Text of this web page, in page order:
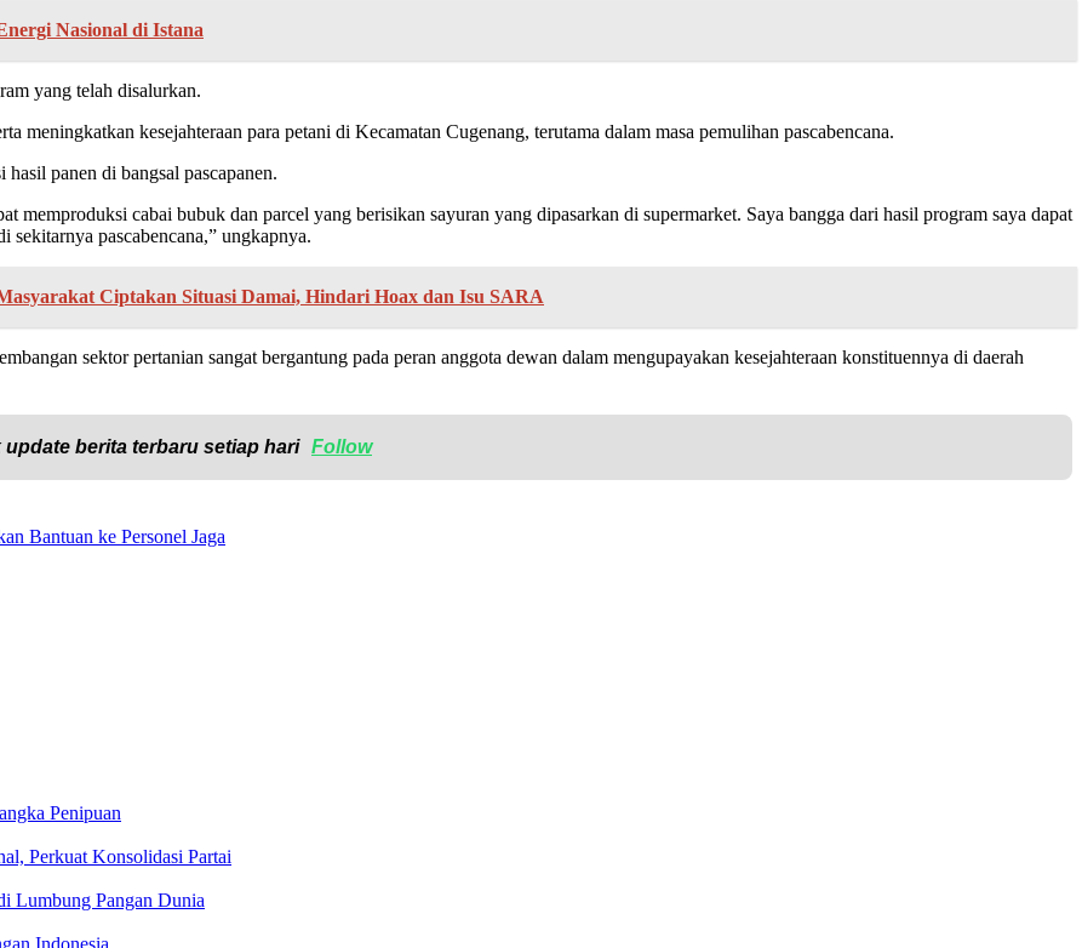
Nasional di Istana
yang telah disalurkan.
meningkatkan kesejahteraan para petani di Kecamatan Cugenang, terutama dalam masa pemulihan pascabencana.
panen di bangsal pascapanen.
cabai bubuk dan parcel yang berisikan sayuran yang dipasarkan di supermarket. Saya bangga dari hasil program saya dapat
sekitarnya pascabencana,” ungkapnya.
Ciptakan Situasi Damai, Hindari Hoax dan Isu SARA
sektor pertanian sangat bergantung pada peran anggota dewan dalam mengupayakan kesejahteraan konstituennya di daerah
berita terbaru setiap hari Follow
Bantuan ke Personel Jaga
Penipuan
Perkuat Konsolidasi Partai
Lumbung Pangan Dunia
Indonesia